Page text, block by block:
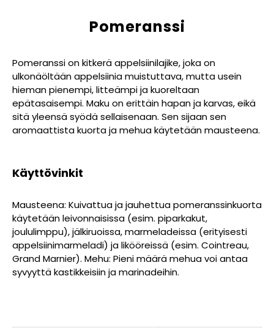
Pomeranssi
Pomeranssi on kitkerä appelsiinilajike, joka on
ulkonäöltään appelsiinia muistuttava, mutta usein
hieman pienempi, litteämpi ja kuoreltaan
epätasaisempi. Maku on erittäin hapan ja karvas, eikä
sitä yleensä syödä sellaisenaan. Sen sijaan sen
aromaattista kuorta ja mehua käytetään mausteena.
Käyttövinkit
Mausteena: Kuivattua ja jauhettua pomeranssinkuorta
käytetään leivonnaisissa (esim. piparkakut,
joululimppu), jälkiruoissa, marmeladeissa (erityisesti
appelsiinimarmeladi) ja likööreissä (esim. Cointreau,
Grand Marnier). Mehu: Pieni määrä mehua voi antaa
syvyyttä kastikkeisiin ja marinadeihin.